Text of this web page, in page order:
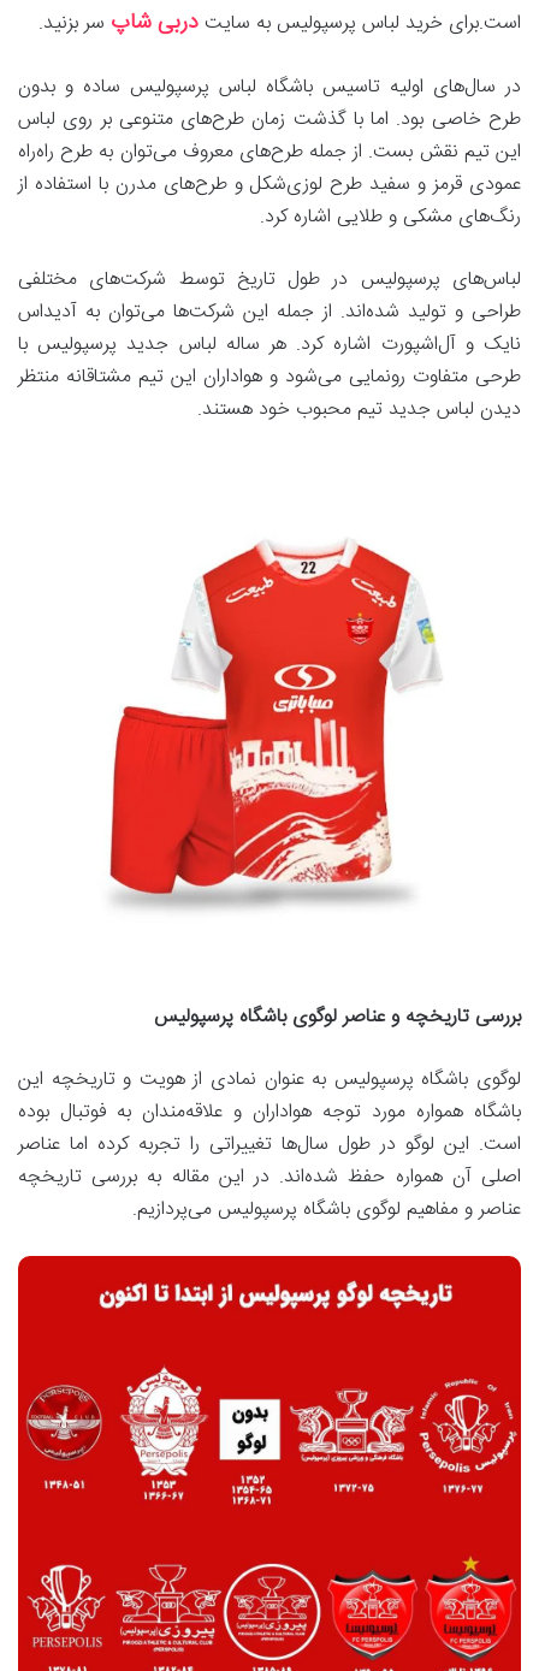
است.برای خرید لباس پرسپولیس به سایت دربی شاپ سر بزنید.
در سال‌های اولیه تاسیس باشگاه لباس پرسپولیس ساده و بدون
طرح خاصی بود. اما با گذشت زمان طرح‌های متنوعی بر روی لباس
این تیم نقش بست. از جمله طرح‌های معروف می‌توان به طرح راه‌راه
عمودی قرمز و سفید طرح لوزی‌شکل و طرح‌های مدرن با استفاده از
رنگ‌های مشکی و طلایی اشاره کرد.
لباس‌های پرسپولیس در طول تاریخ توسط شرکت‌های مختلفی
طراحی و تولید شده‌اند. از جمله این شرکت‌ها می‌توان به آدیداس
نایک و آل‌اشپورت اشاره کرد. هر ساله لباس جدید پرسپولیس با
طرحی متفاوت رونمایی می‌شود و هواداران این تیم مشتاقانه منتظر
دیدن لباس جدید تیم محبوب خود هستند.
بررسی تاریخچه و عناصر لوگوی باشگاه پرسپولیس
لوگوی باشگاه پرسپولیس به عنوان نمادی از هویت و تاریخچه این
باشگاه همواره مورد توجه هواداران و علاقه‌مندان به فوتبال بوده
است. این لوگو در طول سال‌ها تغییراتی را تجربه کرده اما عناصر
اصلی آن همواره حفظ شده‌اند. در این مقاله به بررسی تاریخچه
عناصر و مفاهیم لوگوی باشگاه پرسپولیس می‌پردازیم.